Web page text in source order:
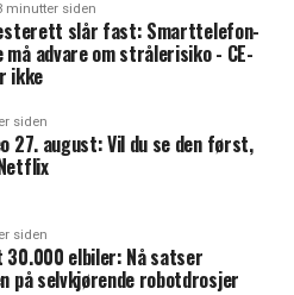
minutter siden
slår fast: Smarttelefon-
må advare om strålerisiko - CE-
ikke
siden
27. august: Vil du se den først,
siden
30.000 elbiler: Nå satser
på selvkjørende robotdrosjer